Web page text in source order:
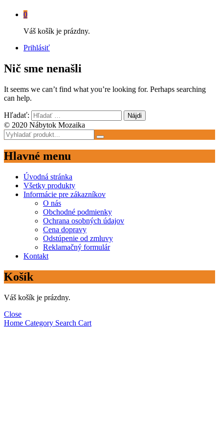
0
Váš košík je prázdny.
Prihlásiť
Nič sme nenašli
It seems we can’t find what you’re looking for. Perhaps searching
can help.
Hľadať:
© 2020 Nábytok Mozaika
Hlavné menu
Úvodná stránka
Všetky produkty
Informácie pre zákazníkov
O nás
Obchodné podmienky
Ochrana osobných údajov
Cena dopravy
Odstúpenie od zmluvy
Reklamačný formulár
Kontakt
Košík
Váš košík je prázdny.
Close
Home Category Search Cart